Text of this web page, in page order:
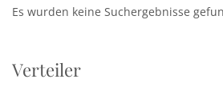
Es wurden keine Suchergebnisse
Verteiler